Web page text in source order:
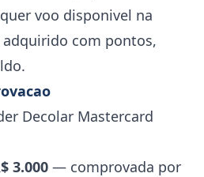
voo disponivel na
com pontos,
Decolar Mastercard
3.000 — comprovada por